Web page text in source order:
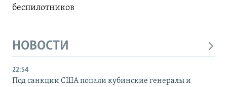
беспилотников
НОВОСТИ
22:54
Под санкции США попали кубинские генералы и